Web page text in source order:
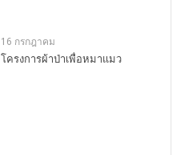
16 กรกฎาคม
โครงการผ้าป่าเพื่อหมาแมว